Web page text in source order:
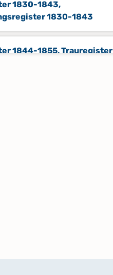
1830-1843,
1830-1843
1844-1855, Trauregister